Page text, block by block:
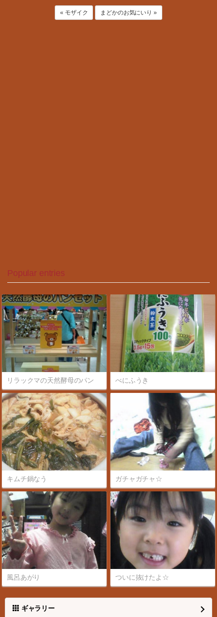
« モザイク まどかのお気にいり »
Popular entries
リラックマの天然酵母のパン べにふうき
キムチ鍋なう ガチャガチャ☆
風呂あがり ついに抜けたよ☆
ギャラリー